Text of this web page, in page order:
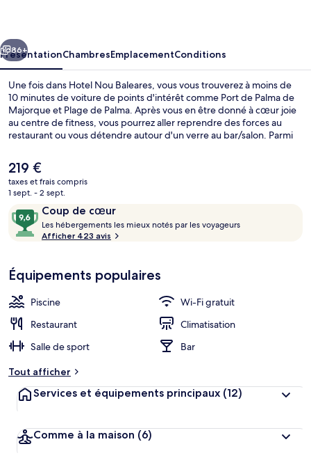
Suivant
86+
PrésentationChambresEmplacementConditions
Une fois dans Hotel Nou Baleares, vous vous trouverez à moins de
10 minutes de voiture de points d'intérêt comme Port de Palma de
Majorque et Plage de Palma. Après vous en être donné à cœur joie
au centre de fitness, vous pourrez aller reprendre des forces au
restaurant ou vous détendre autour d'un verre au bar/salon. Parmi
en bord de piscine, une piscine extérieure en saison et un snack-
bar/une épicerie fine, l'idéal pour des vacances sans soucis. Les
autres voyageurs sont séduits par le personnel attentionné et
l'accès facile à pied. L'hébergement se situe à une très courte
distance à pied des transports publics : Station de métro
Intermodal-Plaza de España se trouve à 10 min et Station de métro
Jacint Verdaguer, à 11 min.
Le
prix
actuel
de
219 €.
219 €
taxes et frais compris
1 sept. - 2 sept.
Avis
voyageurs
Coup de cœur
9,6
sur
10,
cœur
Les hébergements les mieux notés par les voyageurs
n
Afficher 423 avis
Équipements populaires
Piscine
Wi-Fi gratuit
Restaurant
Climatisation
Salle de sport
Bar
Tout afficher
Services et équipements principaux (12)
Comme à la maison (6)